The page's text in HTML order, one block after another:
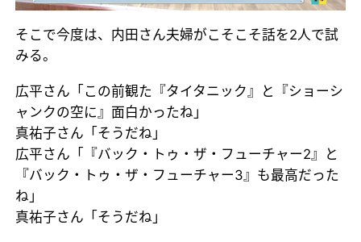
そこで今度は、内田さん夫婦がこそこそ話を2人で試
みる。
広平さん「この前観た『タイタニック』と『ショーシ
ャンクの空に』面白かったね」
真祐子さん「そうだね」
広平さん「『バック・トゥ・ザ・フューチャー2』と
『バック・トゥ・ザ・フューチャー3』も最高だった
ね」
真祐子さん「そうだね」